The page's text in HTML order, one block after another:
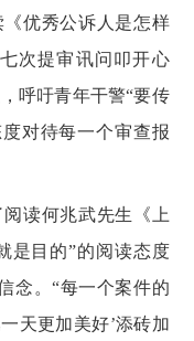
优秀公诉人是怎样
次提审讯问叩开心
呼吁青年干警“要传
对待每一个审查报
读何兆武先生《上
是目的”的阅读态度
念。“每一个案件的
天更加美好’添砖加